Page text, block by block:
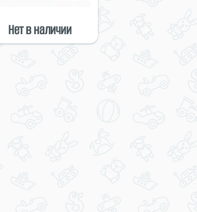
Нет в наличии